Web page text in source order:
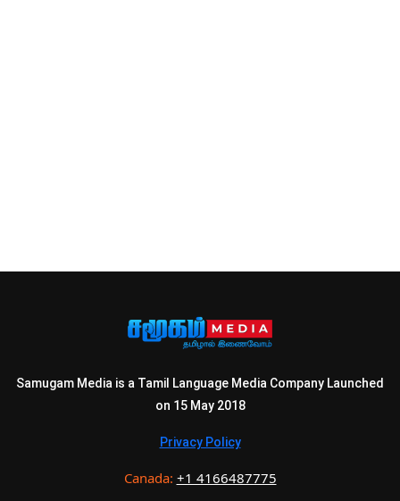
Samugam Media is a Tamil Language Media Company Launched
on 15 May 2018
Privacy Policy
Canada: +1 4166487775